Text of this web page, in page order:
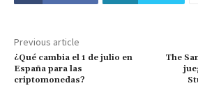
Previous article
¿Qué cambia el 1 de julio en
España para las
criptomonedas?
The